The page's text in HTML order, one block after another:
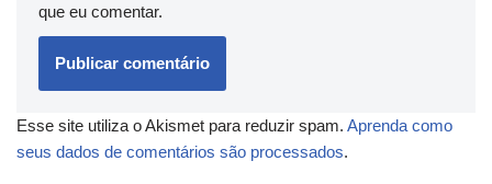
que eu comentar.
Esse site utiliza o Akismet para reduzir spam. Aprenda como
seus dados de comentários são processados.